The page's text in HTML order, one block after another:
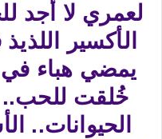
لعمري لا أجد
الأكسير
يمضي هباء في
خُلقت للحب..
الحيوانات..